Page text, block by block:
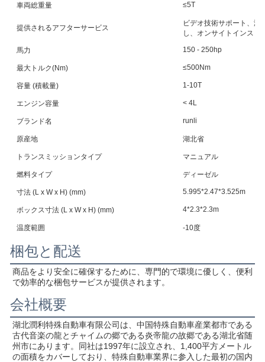
車両総重量 ≤5T
提供されるアフターサービス
ビデオ技術サポート、海
し、オンサイトインスト
馬力 150 - 250hp
最大トルク(Nm) ≤500Nm
容量 (積載量) 1-10T
エンジン容量 < 4L
ブランド名 runli
原産地 湖北省
トランスミッションタイプ マニュアル
燃料タイプ ディーゼル
寸法 (L x W x H) (mm) 5.995*2.47*3.525m
ボックス寸法 (L x W x H) (mm) 4*2.3*2.3m
温度範囲 -10度
梱包と配送
商品をより安全に確保するために、専門的で環境に優しく、便利
で効率的な梱包サービスが提供されます。
会社概要
湖北潤利特殊自動車有限公司は、中国特殊自動車産業都市である
古代音楽の龍とチャイムの郷である炎帝龍の故郷である湖北省随
州市にあります。同社は1997年に設立され、1,400平方メートル
の面積をカバーしており、特殊自動車業界に参入した最初の国内